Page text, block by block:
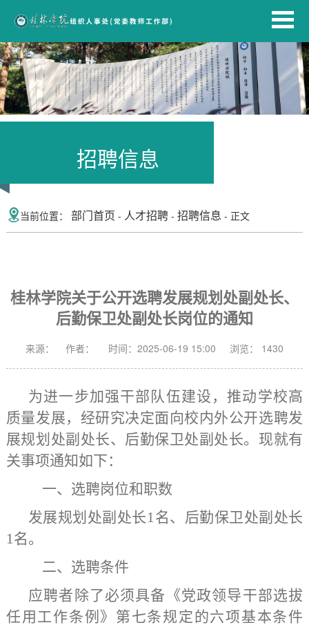
招聘信息
当前位置： 部门首页 - 人才招聘- 招聘信息 - 正文
桂林学院关于公开选聘发展规划处副处长、
后勤保卫处副处长岗位的通知
来源： 作者： 时间：2025-06-19 15:00 浏览： 1430
为进一步加强干部队伍建设，推动学校高
质量发展，经研究决定面向校内外公开选聘发
展规划 处副 处长、 后勤保卫处副处长。 现就有
关事项通知如下：
一、选聘岗位和职数
发展规划处副处长1 名、
后勤保卫处副处长
1 名。
二、选聘条件
应聘者除了必须具备《党政领导干部选拔
任用工作条例》第七条规定的六项基本条件